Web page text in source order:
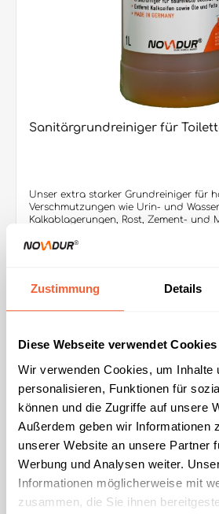
Zustimmung Details
Diese Webseite verwendet Cookies
Wir verwenden Cookies, um Inhalte
personalisieren, Funktionen für
können und die Zugriffe auf unsere
Außerdem geben wir Informationen
unserer Website an unsere Partner
Werbung und Analysen weiter.
Informationen möglicherweise mit
zusammen, die Sie ihnen
Sanitärgrundreiniger für
Unser extra starker Grundreiniger für
Verschmutzungen wie Urin- und
Kalkablagerungen, Rost, Zement- und
Baderäumen, Schwimmbecken,
für Böden und andere säurefeste
schnell und gründlich, daher optimal für
Karton / 432 Flaschen per Europalette) 10,1 KG/Kanister (60